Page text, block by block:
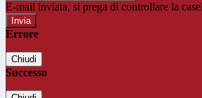
E-mail inviata, si prega di controllare la
Errore
Chiudi
Successo